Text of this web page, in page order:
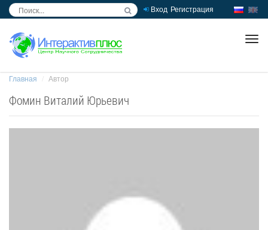
Вход Регистрация
Главная Автор
Фомин Виталий Юрьевич